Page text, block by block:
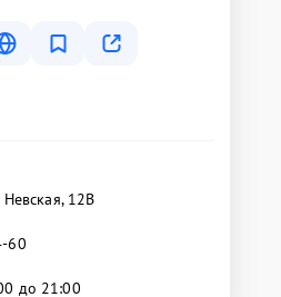
Невская, 12В
60
до 21:00